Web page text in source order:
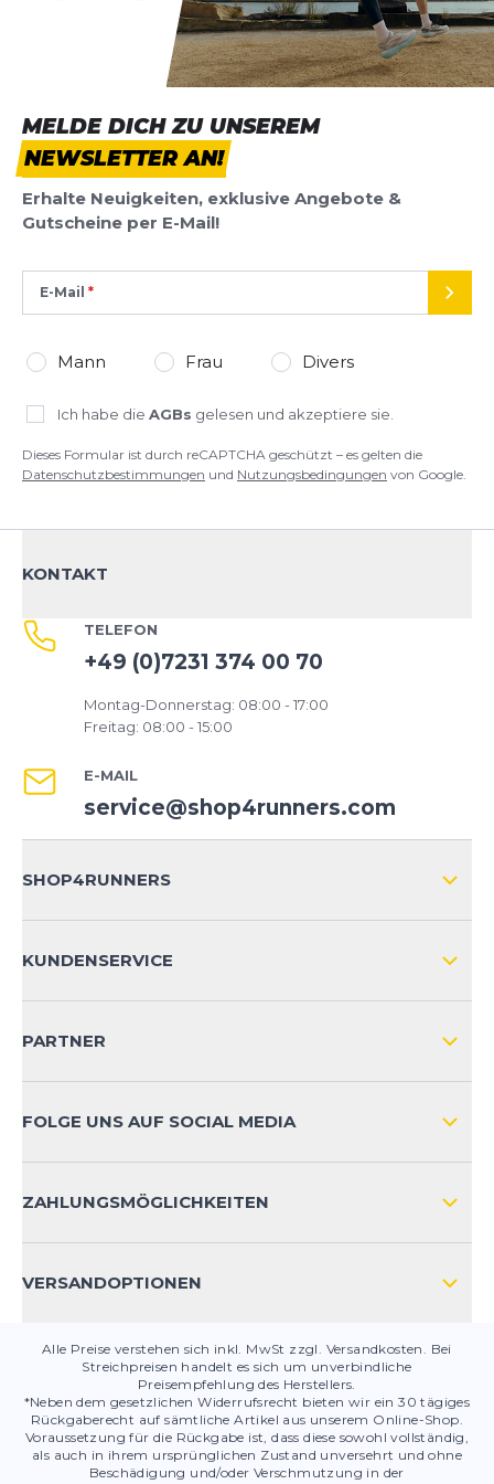
Mesh-Synthetik-Obermaterial machen den Hierro
v9 zu einem komfortablen und robusten Begleiter.
4 mm Dropunterstützt er ein
natürliches Laufgefühl – ideal für technische Trails
Entdecke die Trails mit dem Fresh Foam X Hierro
v9 und erlebe, wie Komfort, Schutz und
Performance perfekt kombiniert werden.
Jutta 11.05.25
SCHREIBE EINE BEWERTUNG
Fresh Foam Hierro v9
Deine Bewertung:
Produktbewertung
Überschrift
BEWERTUNG HINZUFÜGEN
Dieses Formular ist durch reCAPTCHA geschützt – es gelten die
Datenschutzbestimmungen
MELDE DICH ZU UNSEREM
NEWSLETTER AN!
Erhalte Neuigkeiten, exklusive Angebote &
Gutscheine per E-Mail!
E-Mail
Mann Frau Divers
Ich habe die AGBs gelesen und akzeptiere sie.
Dieses Formular ist durch reCAPTCHA geschützt – es gelten die
Datenschutzbestimmungen und Nutzungsbedingungen von Google.
KONTAKT
TELEFON
+49 (0)7231 374 00 70
Montag-Donnerstag: 08:00 - 17:00
Freitag: 08:00 - 15:00
E-MAIL
service@shop4runners.com
SHOP4RUNNERS
KUNDENSERVICE
KONTAKT
PRODUKTSICHERHEIT
PARTNER
FOLGE UNS AUF SOCIAL MEDIA
ZAHLUNGSMÖGLICHKEITEN
VERSANDOPTIONEN
Alle Preise verstehen sich inkl. MwSt zzgl. Versandkosten. Bei
Streichpreisen handelt es sich um unverbindliche
Preisempfehlung des Herstellers.
*Neben dem gesetzlichen Widerrufsrecht bieten wir ein 30 tägiges
Rückgaberecht auf sämtliche Artikel aus unserem Online-Shop.
Voraussetzung für die Rückgabe ist, dass diese sowohl vollständig,
als auch in ihrem ursprünglichen Zustand unversehrt und ohne
Beschädigung und/oder Verschmutzung in der